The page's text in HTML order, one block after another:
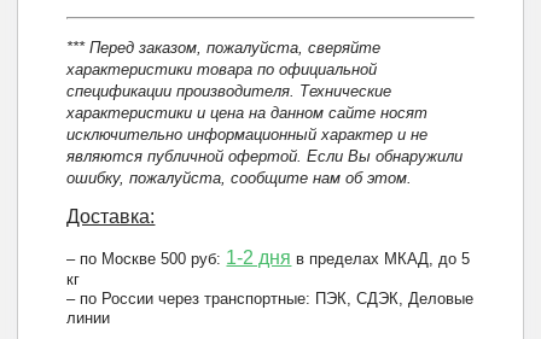
*** Перед заказом, пожалуйста, сверяйте
характеристики товара по официальной
спецификации производителя. Технические
характеристики и цена на данном сайте носят
исключительно информационный характер и не
являются публичной офертой. Если Вы обнаружили
ошибку, пожалуйста, сообщите нам об этом.
Доставка:
– по Москве 500 руб: 1-2 дня в пределах МКАД, до 5
кг
– по России через транспортные: ПЭК, СДЭК, Деловые
линии